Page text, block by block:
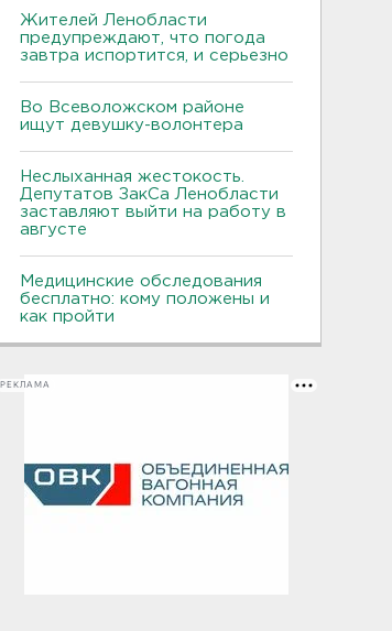
Жителей Ленобласти
предупреждают, что погода
завтра испортится, и серьезно
Во Всеволожском районе
ищут девушку-волонтера
Неслыханная жестокость.
Депутатов ЗакСа Ленобласти
заставляют выйти на работу в
августе
Медицинские обследования
бесплатно: кому положены и
как пройти
РЕКЛАМА